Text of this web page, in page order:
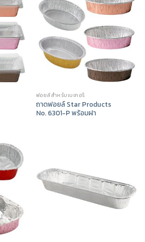
ฟอยล์สำหรับเบเกอรี่
ถาดฟอยล์ Star Products
No. 6301-P พร้อมฝา